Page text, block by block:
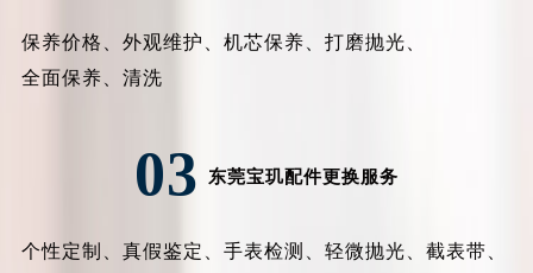
保养价格、 外观维护、 机芯保养、 打磨抛光、
全面保养、 清洗
03 东莞宝玑配件更换服务
个性定制、 真假鉴定、 手表检测、 轻微抛光、 截表带、